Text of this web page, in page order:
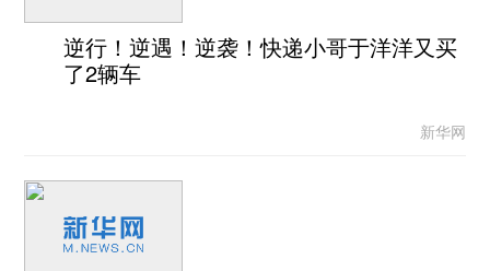
逆行！逆遇！逆袭！快递小哥于洋洋又买
了2辆车
新华网